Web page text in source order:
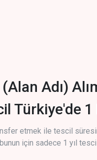
Adı)
Türkiye'de 1
etmek ile tescil
için sadece 1 yıl